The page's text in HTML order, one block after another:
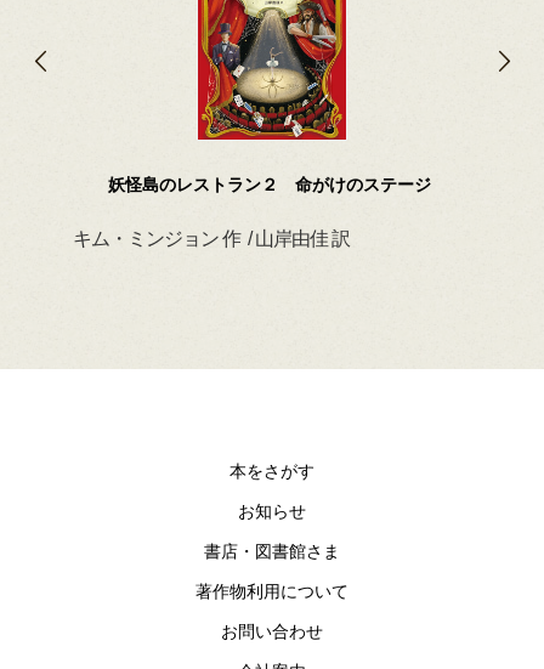
妖怪島のレストラン２ 命がけのステージ
キム・ミンジョン 作 / 山岸由佳 訳
本をさがす
お知らせ
書店・図書館さま
著作物利用について
お問い合わせ